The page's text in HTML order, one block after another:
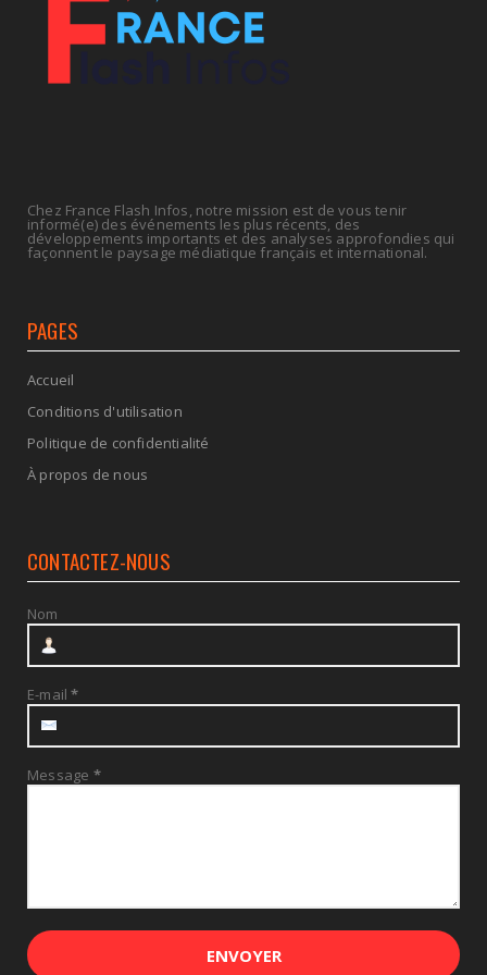
Retraites : nouveau plaidoyer pour un coup de
frein sur les ...
Chez France Flash Infos, notre mission est de vous tenir
informé(e) des événements les plus récents, des
développements importants et des analyses approfondies qui
façonnent le paysage médiatique français et international.
PAGES
Accueil
Conditions d'utilisation
Politique de confidentialité
À propos de nous
CONTACTEZ-NOUS
Nom
E-mail*
Message *